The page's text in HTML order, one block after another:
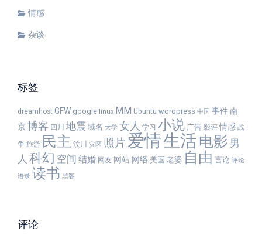
情感
杂谈
标签
dreamhost GFW google linux MM Ubuntu wordpress 中国 事件南
京博客 四川 地震 域名 大学 女人 学习 小说 广告 影评 情感 战
争 旅游 民主 汶川 灾区 照片 爱情生活 电影 男
人 科幻 空间 结婚 网友 网站 网络 美国 老婆 自由 言论 评论
语录 读书 黑客
评论